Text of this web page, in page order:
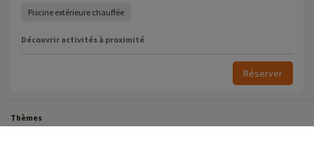
Piscine extérieure chauffée
Découvrir activités à proximité
Réserver
Thèmes